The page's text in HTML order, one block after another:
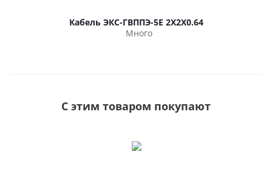
Кабель ЭКС-ГВППЭ-5Е 2Х2Х0.64
Много
С этим товаром покупают